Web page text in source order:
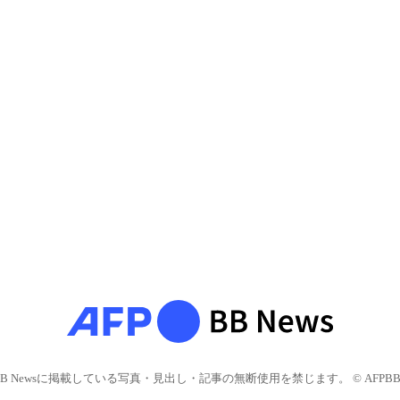
Newsに掲載している写真・見出し・記事の無断使用を禁じます。 © AFPBB